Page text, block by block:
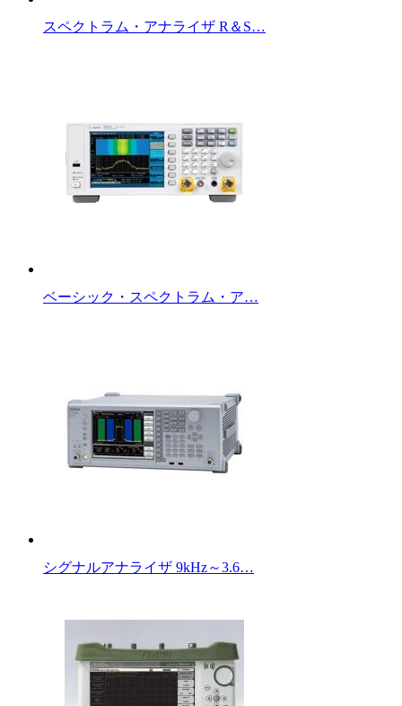
スペクトラム・アナライザ R＆S…
ベーシック・スペクトラム・ア…
シグナルアナライザ 9kHz～3.6…